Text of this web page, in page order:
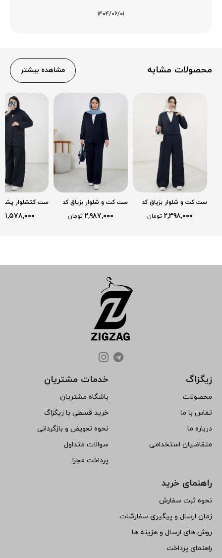
۱۴۰۴/۰۶/۰۱
محصولات مشابه مشاهده بیشتر
ست کت و شلوار بزیاق کد
۲,۳۹۸,۰۰۰ تومان
ست کت و شلوار بزیاق کد
۲,۹۸۷,۰۰۰ تومان
ست کتشلوار پشت
۱,۵۷۸,۰۰۰
زیگزاگ
محصولات
تماس با ما
درباره ما
متقاضیان استخدامی
خدمات مشتریان
باشگاه مشتریان
خرید قسطی با زیگزاگ
نحوه تعویض و بازگردانی
سوالات متداول
پرداخت مجزا
راهنمای خرید
نحوه ثبت سفارش
زمان ارسال و پیگیری سفارشات
روش های ارسال و هزینه ها
راهنمای پرداخت